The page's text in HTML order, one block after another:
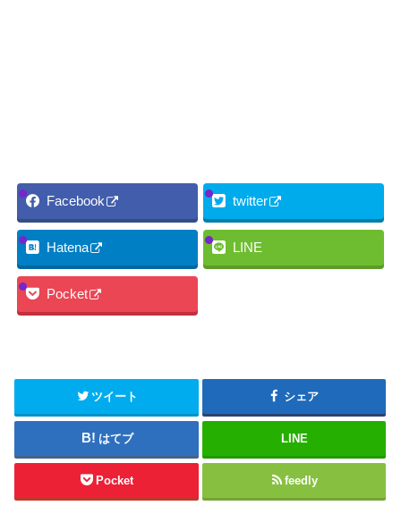
Facebook twitter
Hatena LINE
Pocket
ツイート シェア
はてブ LINE
Pocket feedly